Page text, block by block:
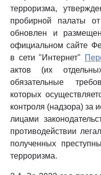
терроризма,
пробирной палаты
обновлен и
официальном сайте
в сети "Интернет"
актов (их
обязательные
которых
контроля (надзора) за
лицами
противодействии
полученных
терроризма.